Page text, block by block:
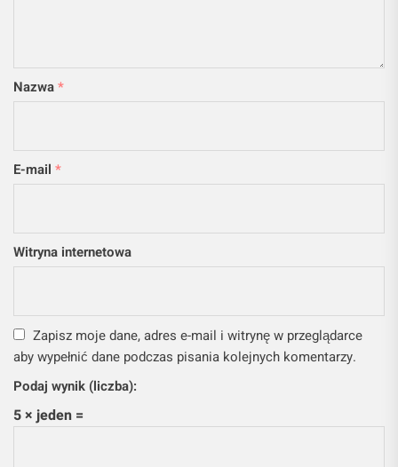
Nazwa*
E-mail *
Witryna internetowa
Zapisz moje dane, adres e-mail i witrynę w przeglądarce
aby wypełnić dane podczas pisania kolejnych komentarzy.
Podaj wynik (liczba):
5 × jeden =